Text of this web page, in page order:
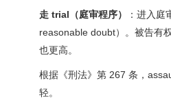
走 trial（庭审程序）
：进入
reasonable doubt）。被告有
也更高。
根据《刑法》第 267 条，
轻。